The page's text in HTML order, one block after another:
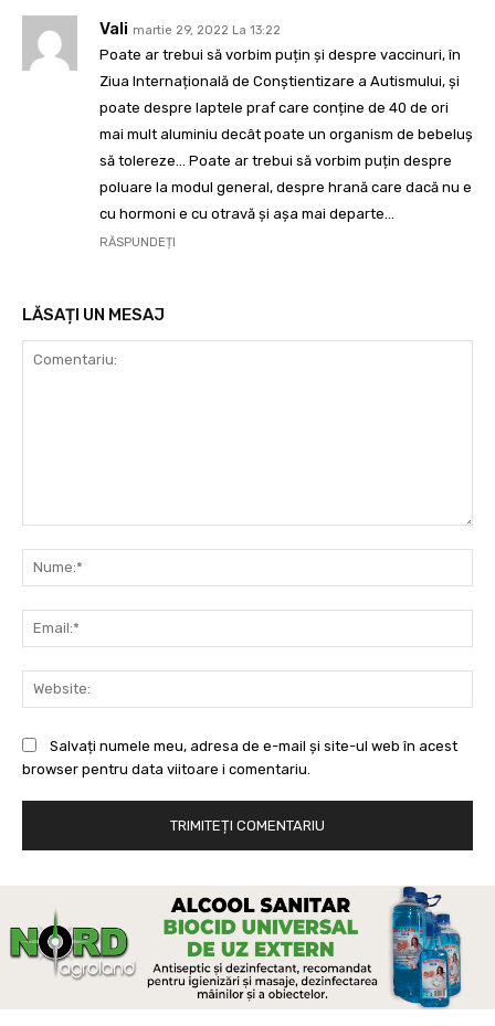
Vali martie 29, 2022 La 13:22
Poate ar trebui să vorbim puțin și despre vaccinuri, în
Ziua Internațională de Conștientizare a Autismului, și
poate despre laptele praf care conține de 40 de ori
mai mult aluminiu decât poate un organism de bebeluș
să tolereze… Poate ar trebui să vorbim puțin despre
poluare la modul general, despre hrană care dacă nu e
cu hormoni e cu otravă și așa mai departe…
RĂSPUNDEȚI
LĂSAȚI UN MESAJ
Salvați numele meu, adresa de e-mail și site-ul web în acest
browser pentru data viitoare i comentariu.